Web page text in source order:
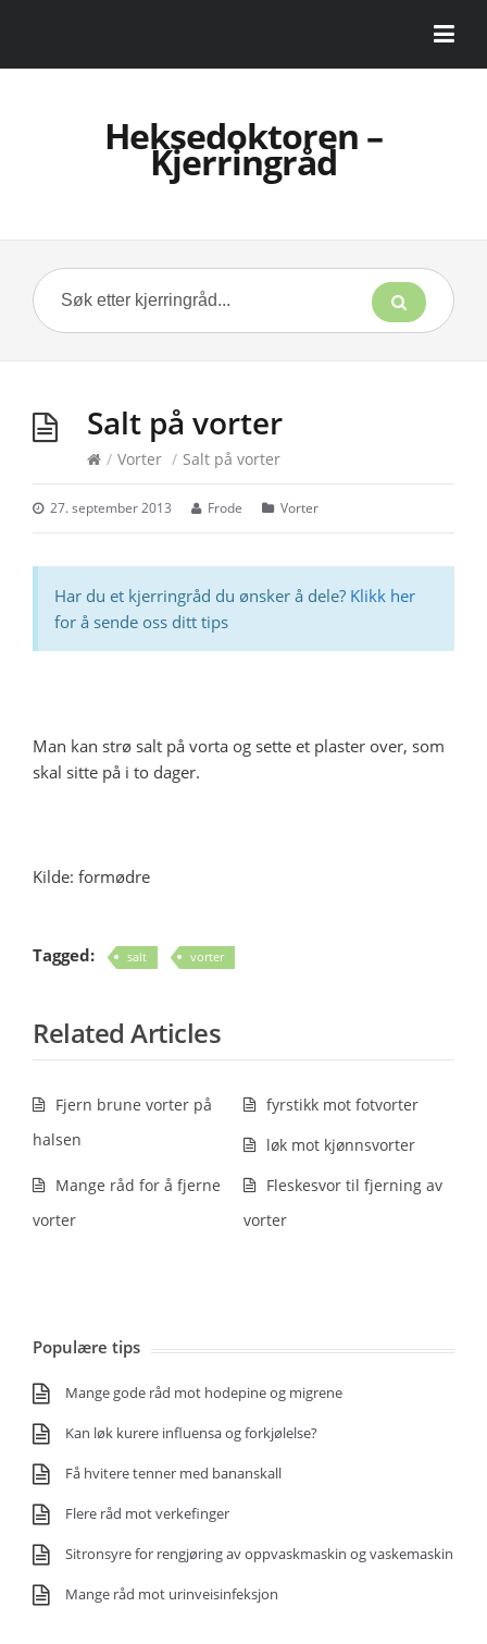
Heksedoktoren –
Kjerringråd
Salt på vorter
/ Vorter / Salt på vorter
27. september 2013 Frode Vorter
Har du et kjerringråd du ønsker å dele? Klikk her
for å sende oss ditt tips
Man kan strø salt på vorta og sette et plaster over, som
skal sitte på i to dager.
Kilde: formødre
Tagged: salt vorter
Related Articles
Fjern brune vorter på
halsen
fyrstikk mot fotvorter
løk mot kjønnsvorter
Mange råd for å fjerne
vorter
Fleskesvor til fjerning av
vorter
Populære tips
Mange gode råd mot hodepine og migrene
Kan løk kurere influensa og forkjølelse?
Få hvitere tenner med bananskall
Flere råd mot verkefinger
Sitronsyre for rengjøring av oppvaskmaskin og vaskemaskin
Mange råd mot urinveisinfeksjon